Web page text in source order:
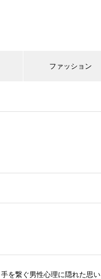
ファッション
手を繋ぐ男性心理に隠れた思い